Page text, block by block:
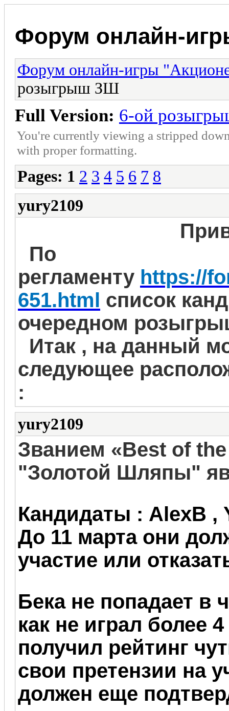
Форум онлайн-
Форум онлайн-игры
розыгрыш ЗШ
Full Version: 6-ой
You're currently viewing a stripped
with proper formatting.
Pages: 1 2 3 4 5 6 7 8
yury2109
По
регламенту https://
651.html список
очередном
Итак , на данный
следующее
:
yury2109
Званием «Best of
"Золотой Шляпы"
Кандидаты : AlexB ,
До 11 марта они
участие или
Бека не попадает в
как не играл более
получил рейтинг
свои претензии на
должен еще